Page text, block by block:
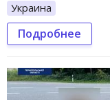
Украина
Подробнее